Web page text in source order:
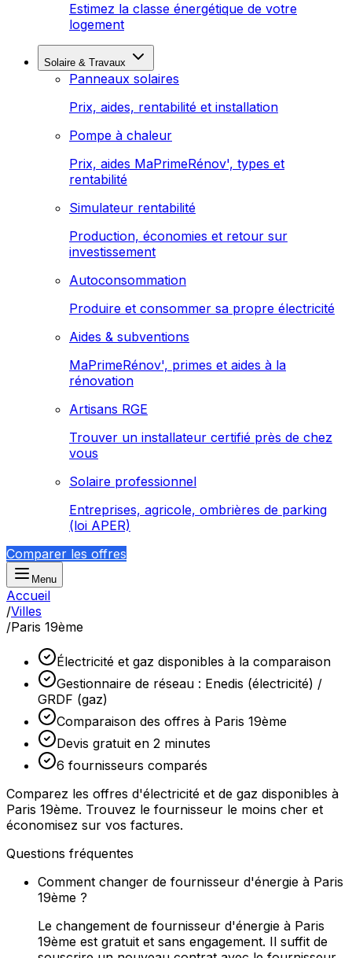
Estimez la classe énergétique de votre
logement
Solaire & Travaux
Panneaux solaires
Prix, aides, rentabilité et installation
Pompe à chaleur
Prix, aides MaPrimeRénov', types et
rentabilité
Simulateur rentabilité
Production, économies et retour sur
investissement
Autoconsommation
Produire et consommer sa propre électricité
Aides & subventions
MaPrimeRénov', primes et aides à la
rénovation
Artisans RGE
Trouver un installateur certifié près de chez
vous
Solaire professionnel
Entreprises, agricole, ombrières de parking
(loi APER)
Comparer les offres
Menu
Accueil
/Villes
/Paris 19ème
Électricité et gaz disponibles à la comparaison
Gestionnaire de réseau : Enedis (électricité) /
GRDF (gaz)
Comparaison des offres à Paris 19ème
Devis gratuit en 2 minutes
6 fournisseurs comparés
Comparez les offres d'électricité et de gaz disponibles à
Paris 19ème. Trouvez le fournisseur le moins cher et
économisez sur vos factures.
Questions fréquentes
Comment changer de fournisseur d'énergie à Paris
19ème ?
Le changement de fournisseur d'énergie à Paris
19ème est gratuit et sans engagement. Il suffit de